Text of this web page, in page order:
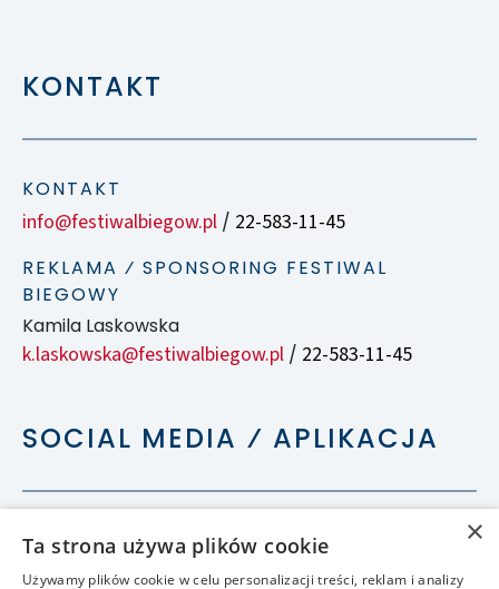
KONTAKT
KONTAKT
info@festiwalbiegow.pl / 22-583-11-45
REKLAMA ⁄ SPONSORING FESTIWAL
BIEGOWY
Kamila Laskowska
k.laskowska@festiwalbiegow.pl / 22-583-11-45
SOCIAL MEDIA ⁄ APLIKACJA
×
Ta strona używa plików cookie
Używamy plików cookie w celu personalizacji treści, reklam i analizy